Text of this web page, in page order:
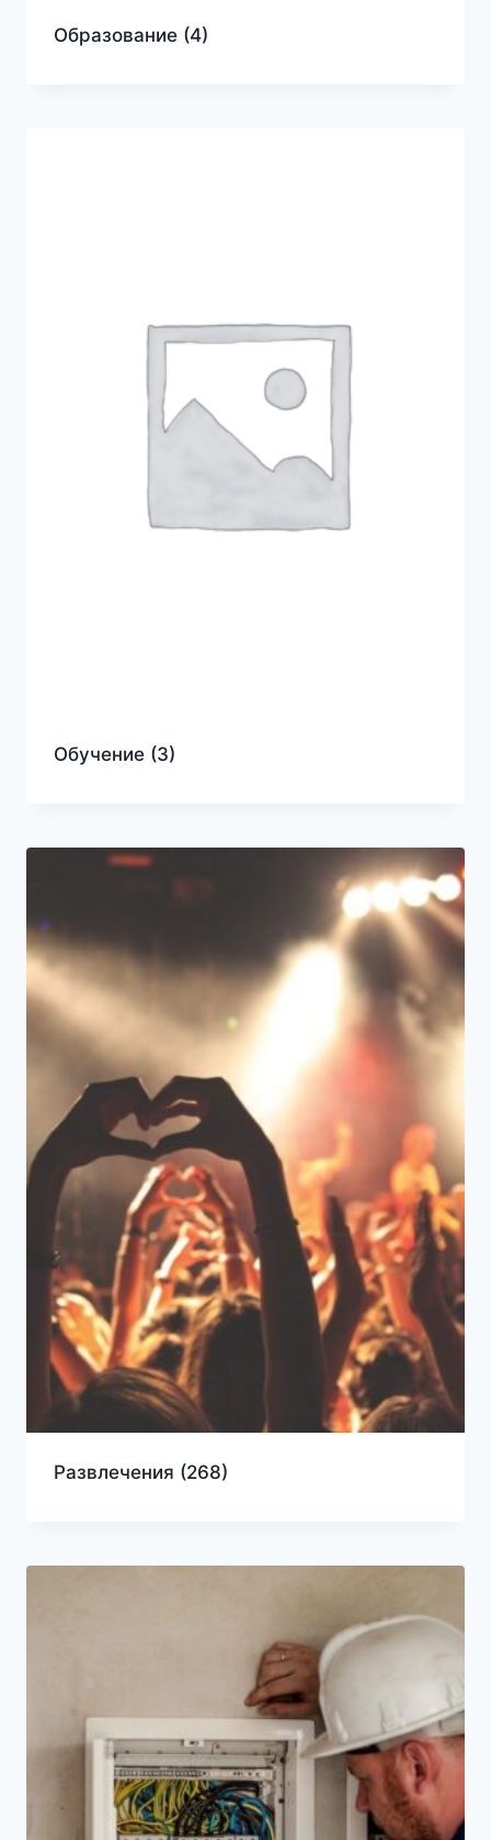
Образование (4)
Обучение (3)
Развлечения (268)